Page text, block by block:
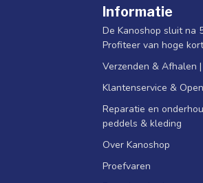
Informatie
De Kanoshop sluit na
Profiteer van hoge
Verzenden & Afhalen
Klantenservice &
Reparatie en
peddels & kleding
Over Kanoshop
Proefvaren